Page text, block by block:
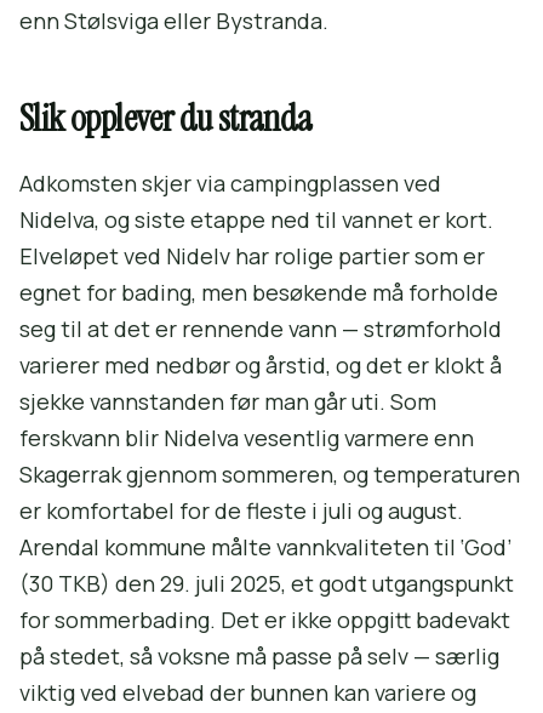
enn Stølsviga eller Bystranda.
Slik opplever du stranda
Adkomsten skjer via campingplassen ved
Nidelva, og siste etappe ned til vannet er kort.
Elveløpet ved Nidelv har rolige partier som er
egnet for bading, men besøkende må forholde
seg til at det er rennende vann — strømforhold
varierer med nedbør og årstid, og det er klokt å
sjekke vannstanden før man går uti. Som
ferskvann blir Nidelva vesentlig varmere enn
Skagerrak gjennom sommeren, og temperaturen
er komfortabel for de fleste i juli og august.
Arendal kommune målte vannkvaliteten til ‘God’
(30 TKB) den 29. juli 2025, et godt utgangspunkt
for sommerbading. Det er ikke oppgitt badevakt
på stedet, så voksne må passe på selv — særlig
viktig ved elvebad der bunnen kan variere og